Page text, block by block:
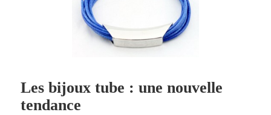
Les bijoux tube : une nouvelle
tendance